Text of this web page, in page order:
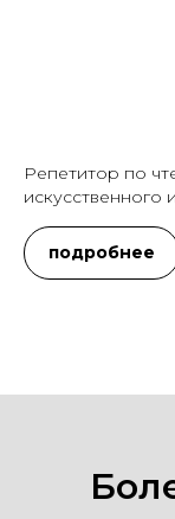
Репетитор по
искусственного
подробнее